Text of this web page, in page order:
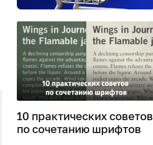
10 практических советов
по сочетанию шрифтов